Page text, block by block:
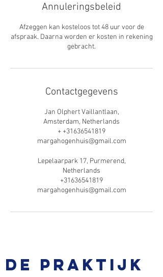
Annuleringsbeleid
Afzeggen kan kosteloos tot 48 uur voor de
afspraak. Daarna worden er kosten in rekening
gebracht.
Contactgegevens
Jan Olphert Vaillantlaan,
Amsterdam, Netherlands
+ +31636541819
margahogenhuis@gmail.com
Lepelaarpark 17, Purmerend,
Netherlands
+31636541819
margahogenhuis@gmail.com
De praktijk